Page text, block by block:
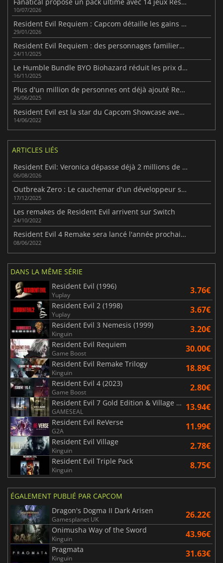
10/07/2026
Resident Evil Requiem : Capcom détaille les gains sur PS5 Pro
29/01/2026
Resident Evil Requiem : des personnages familiers de retour
24/11/2025
Le Humble Bundle BYO Biohazard réduit les prix de 12 jeux Resident Evil
16/11/2025
Plus d'un million de personnes ont déjà ajouté Resident Evil Requiem à leur liste de souhaits.
26/06/2025
Resident Evil est la star du Capcom Showcase avec un tas d'annonces !
14/06/2022
ARTICLES LIÉS
Resident Evil: Veronica dépasse déjà 2 millions de wishlists
06/08/2026
Outbreak Zero : Le cauchemar d'un développeur solo avec UE5
17/12/2025
Les remakes de Resident Evil arrivent sur Switch
24/10/2022
Resident Evil 4 Remake sera lancé l'année prochaine !
08/06/2022
DANS LA MÊME SÉRIE
Resident Evil (1996)
Yuplay 3.76€
Resident Evil 2 (1998)
Yuplay 3.67€
Resident Evil 3 Nemesis (1999)
Kinguin 3.20€
Resident Evil Requiem
Game Boost 30.00€
Resident Evil Remake Trilogy
Kinguin 18.89€
Resident Evil 4 (2023)
Game Boost 2.80€
Resident Evil 7 Gold Edition & Village Gold Edition
GAMESEAL 13.94€
Resident Evil ReVerse
G2A 11.99€
Resident Evil Village
Kinguin 2.78€
Resident Evil Triple Pack
Kinguin 8.75€
ÉGALEMENT PUBLIÉ PAR CAPCOM
Dragon's Dogma II Dark Arisen
Gamesplanet UK 26.22€
Onimusha Way of the Sword
Kinguin 43.96€
Pragmata
Kinguin 31.63€